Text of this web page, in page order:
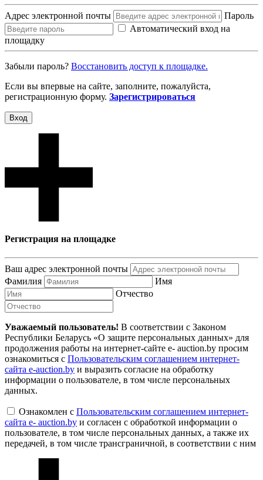
Адрес электронной почты
Пароль
Автоматический вход на
площадку
Забыли пароль? Восcтановить доступ к площадке.
Если вы впервые на сайте, заполните, пожалуйста,
регистрационную форму. Зарегистрироваться
Вход
Регистрация на площадке
Ваш адрес электронной почты
Фамилия
Имя
Отчество
Уважаемый пользователь! В соответствии с Законом
Республики Беларусь «О защите персональных данных» для
продолжения работы на интернет-сайте e- auction.by просим
ознакомиться с Пользовательским соглашением интернет-
сайта e-auction.by и выразить согласие на обработку
информации о пользователе, в том числе персональных
данных.
Ознакомлен с Пользовательским соглашением интернет-
сайта e- auction.by и согласен с обработкой информации о
пользователе, в том числе персональных данных, а также их
передачей, в том числе трансграничной, в соответствии с ним